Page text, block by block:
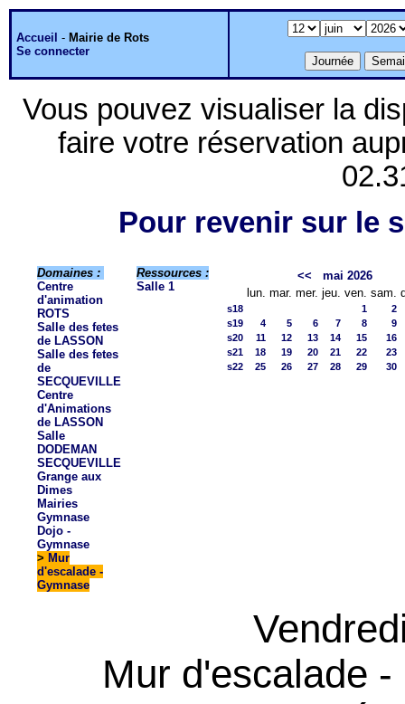
Accueil - Mairie de Rots
Se connecter
Vous pouvez visualiser la
faire votre réservation
Pour revenir sur le
Domaines :
Centre
d'animation
ROTS
Salle des fetes
de LASSON
Salle des fetes
de
SECQUEVILLE
Centre
d'Animations
de LASSON
Salle
DODEMAN
SECQUEVILLE
Grange aux
Dimes
Mairies
Gymnase
Dojo -
Gymnase
> Mur
d'escalade -
Gymnase
Ressources :
Salle 1
<<
mai 2026
lun. mar. mer. jeu. ven. sam.
s18 1
2
s19
4 5 6 7 8
9
s20
11 12 13 14 15
16
s21
18 19 20 21 22
23
s22
25 26 27 28 29 30
Mur d'escalade